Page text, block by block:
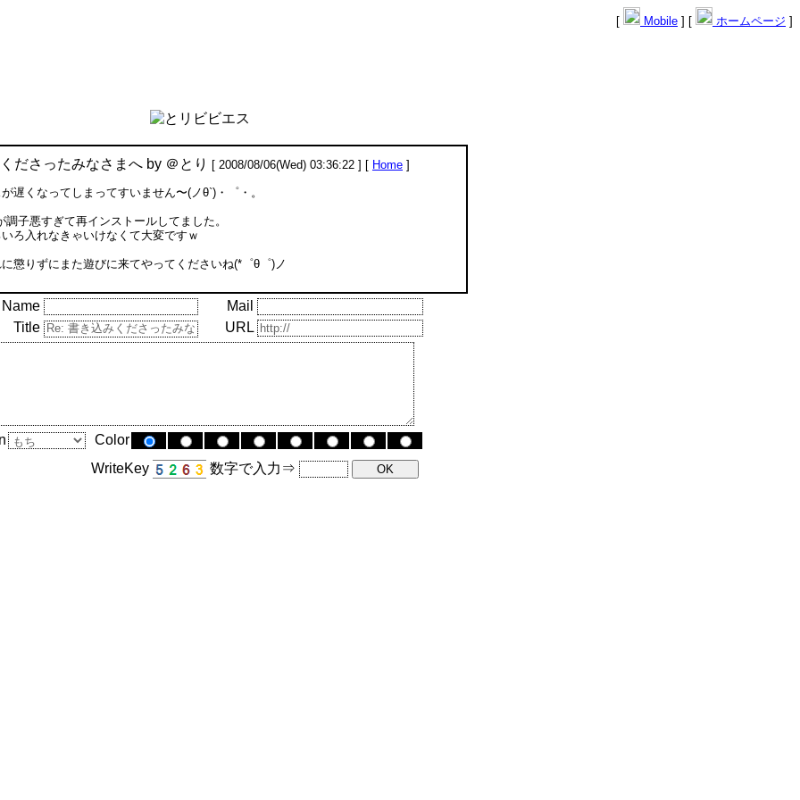
[ Mobile ] [ ホームページ ]
ださったみなさまへ by ＠とり [ 2008/08/06(Wed) 03:36:22 ] [ Home ]
遅くなってしまってすいません〜(ノθ`)・゜・。
調子悪すぎて再インストールしてました。
ろ入れなきゃいけなくて大変ですｗ
懲りずにまた遊びに来てやってくださいね(*゜θ゜)ノ
Name
Mail
Title
URL
Color
WriteKey
数字で入力⇒